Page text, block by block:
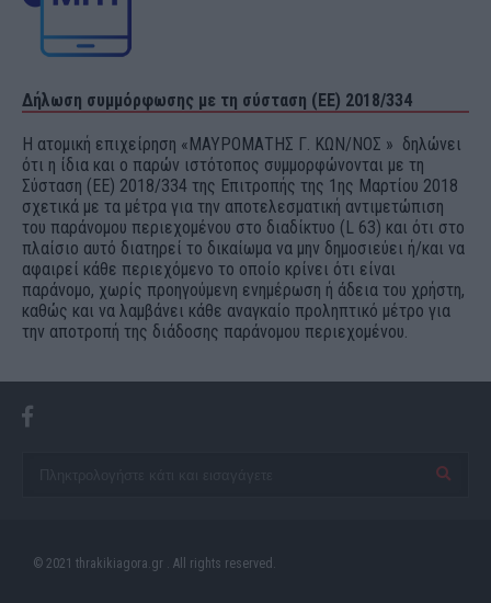
Δήλωση συμμόρφωσης με τη σύσταση (ΕΕ) 2018/334
Η ατομική επιχείρηση «ΜΑΥΡΟΜΑΤΗΣ Γ. ΚΩΝ/ΝΟΣ » δηλώνει
ότι η ίδια και ο παρών ιστότοπος συμμορφώνονται με τη
Σύσταση (ΕΕ) 2018/334 της Επιτροπής της 1ης Μαρτίου 2018
σχετικά με τα μέτρα για την αποτελεσματική αντιμετώπιση
του παράνομου περιεχομένου στο διαδίκτυο (L 63) και ότι στο
πλαίσιο αυτό διατηρεί το δικαίωμα να μην δημοσιεύει ή/και να
αφαιρεί κάθε περιεχόμενο το οποίο κρίνει ότι είναι
παράνομο, χωρίς προηγούμενη ενημέρωση ή άδεια του χρήστη,
καθώς και να λαμβάνει κάθε αναγκαίο προληπτικό μέτρο για
την αποτροπή της διάδοσης παράνομου περιεχομένου.
© 2021 thrakikiagora.gr . All rights reserved.